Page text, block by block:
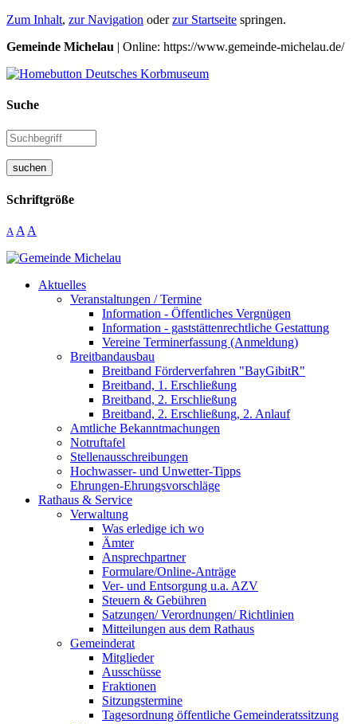
Zum Inhalt, zur Navigation oderzur Startseite springen.
Gemeinde Michelau | Online: https://www.gemeinde-michelau.de/
Suche
suchen
Schriftgröße
A A A
Aktuelles
Veranstaltungen / Termine
Information - Öffentliches Vergnügen
Information - gaststättenrechtliche Gestattung
Vereine Terminerfassung (Anmeldung)
Breitbandausbau
Breitband Förderverfahren "BayGibitR"
Breitband, 1. Erschließung
Breitband, 2. Erschließung
Breitband, 2. Erschließung, 2. Anlauf
Amtliche Bekanntmachungen
Notruftafel
Stellenausschreibungen
Hochwasser- und Unwetter-Tipps
Ehrungen-Ehrungsvorschläge
Rathaus & Service
Verwaltung
Was erledige ich wo
Ämter
Ansprechpartner
Formulare/Online-Anträge
Ver- und Entsorgung u.a. AZV
Steuern & Gebühren
Satzungen/ Verordnungen/ Richtlinien
Mitteilungen aus dem Rathaus
Gemeinderat
Mitglieder
Ausschüsse
Fraktionen
Sitzungstermine
Tagesordnung öffentliche Gemeinderatssitzung